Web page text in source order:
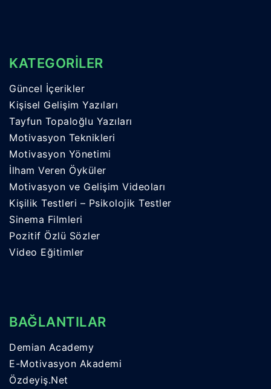
KATEGORİLER
Güncel İçerikler
Kişisel Gelişim Yazıları
Tayfun Topaloğlu Yazıları
Motivasyon Teknikleri
Motivasyon Yönetimi
İlham Veren Öyküler
Motivasyon ve Gelişim Videoları
Kişilik Testleri – Psikolojik Testler
Sinema Filmleri
Pozitif Özlü Sözler
Video Eğitimler
BAĞLANTILAR
Demian Academy
E-Motivasyon Akademi
Özdeyiş.Net